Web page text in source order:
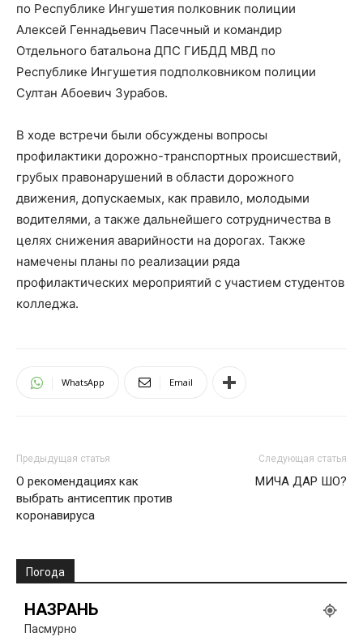
по Республике Ингушетия полковник полиции
Алексей Геннадьевич Пасечный и командир
Отдельного батальона ДПС ГИБДД МВД по
Республике Ингушетия подполковником полиции
Султан Абоевич Зурабов.
В ходе встречи были обсуждены вопросы
профилактики дорожно-транспортных происшествий,
грубых правонарушений в области дорожного
движения, допускаемых, как правило, молодыми
водителями, а также дальнейшего сотрудничества в
целях снижения аварийности на дорогах. Также
намечены планы по реализации ряда
профилактических мероприятий с участием студентов
колледжа.
WhatsApp Email
Предыдущая статья
О рекомендациях как
выбрать антисептик против
коронавируса
Следующая статья
МИЧА ДАР ШО?
Погода
НАЗРАНЬ
Пасмурно